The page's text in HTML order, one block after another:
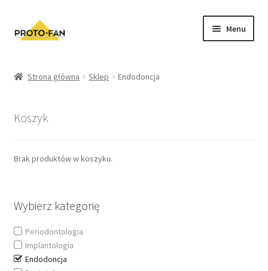
Menu
Ortodoncja
Endodoncja
Peridontologia
Strona główna Sklep Endodoncja
Koszyk
Brak produktów w koszyku.
Wybierz kategorię
Periodontologia
Implantologia
Endodoncja